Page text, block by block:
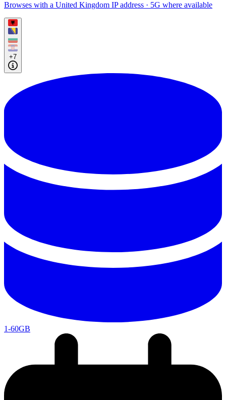
Browses with a United Kingdom IP address · 5G where available
+7
1-60GB